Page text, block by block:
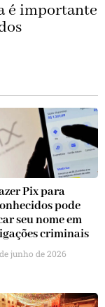
é importante
Pix para
pode
seu nome em
criminais
de junho de 2026